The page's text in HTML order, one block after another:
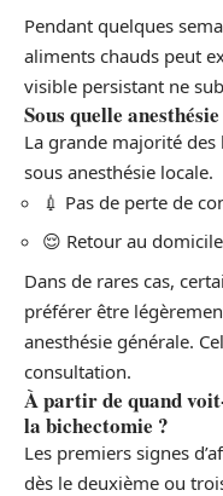
Pendant quelques
aliments chauds peut
visible persistant ne
Sous quelle
La grande majorité
sous anesthésie locale.
💉 Pas de perte de
😌 Retour au
Dans de rares cas,
préférer être
anesthésie générale.
consultation.
À partir de quand
la bichectomie ?
Les premiers signes
dès le deuxième ou